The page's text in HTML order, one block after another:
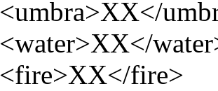
<umbra>XX</
<water>XX</
<fire>XX</fire>